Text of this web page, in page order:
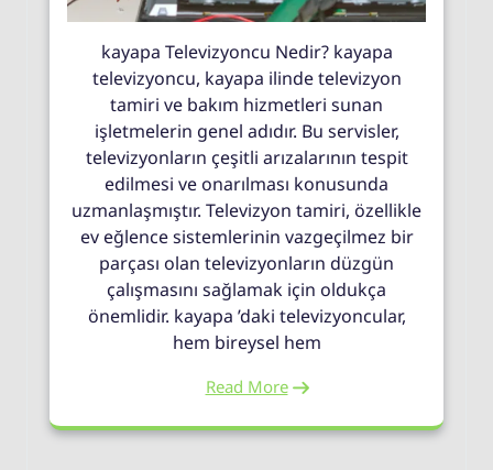
kayapa Televizyoncu Nedir? kayapa
televizyoncu, kayapa ilinde televizyon
tamiri ve bakım hizmetleri sunan
işletmelerin genel adıdır. Bu servisler,
televizyonların çeşitli arızalarının tespit
edilmesi ve onarılması konusunda
uzmanlaşmıştır. Televizyon tamiri, özellikle
ev eğlence sistemlerinin vazgeçilmez bir
parçası olan televizyonların düzgün
çalışmasını sağlamak için oldukça
önemlidir. kayapa ’daki televizyoncular,
hem bireysel hem
Read More